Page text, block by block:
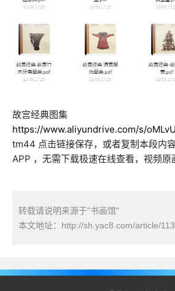
故宫经典图集
https://www.aliyundrive.com/s/
tm44 点击链接保存，或者复制本段内
APP ，无需下载极速在线查看，视频原
转载请说明来源于"书画馆"
本文地址： http://sh.yac8.com/article/